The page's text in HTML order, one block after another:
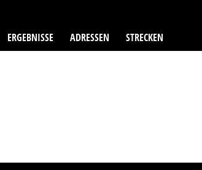
ERGEBNISSE ADRESSEN STRECKEN